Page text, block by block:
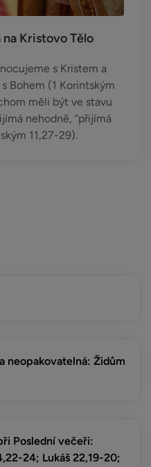
Kristovo Tělo
s Kristem a
Bohem (1 Korintským
měli být ve stavu
nehodně, “přijímá
11,27-29).
neopakovatelná: Židům
Poslední večeři:
24; Lukáš 22,19-20;